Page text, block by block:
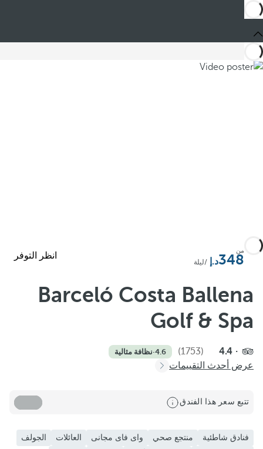
أضف إلى المفضلة
شاهد المزيد من الصور ومقاطع الفيديو
من
348 /ليلة
انظر التوفر
Barceló Costa Ballena
Golf & Spa
4.4
(1753)
4.6
·نظافة مثالية
عرض أحدث التقييمات
تتبع سعر هذا الفندق
فنادق شاطئية منتجع صحي واى فاى مجانى العائلات
الجولف